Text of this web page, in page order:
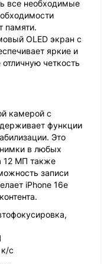
все необходимые
памяти.
OLED экран с
яркие и
четкость
камерой с
функции
Это
в любых
12 МП также
записи
iPhone 16e
с